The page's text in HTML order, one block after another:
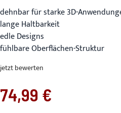
dehnbar für starke 3D-
lange Haltbarkeit
edle Designs
fühlbare Oberflächen-Struktur
jetzt bewerten
74,99 €